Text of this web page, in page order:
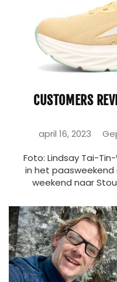
CUSTOMERS
april 16, 2023
Foto: Lindsay Tai-
in het paasweekend
weekend naar